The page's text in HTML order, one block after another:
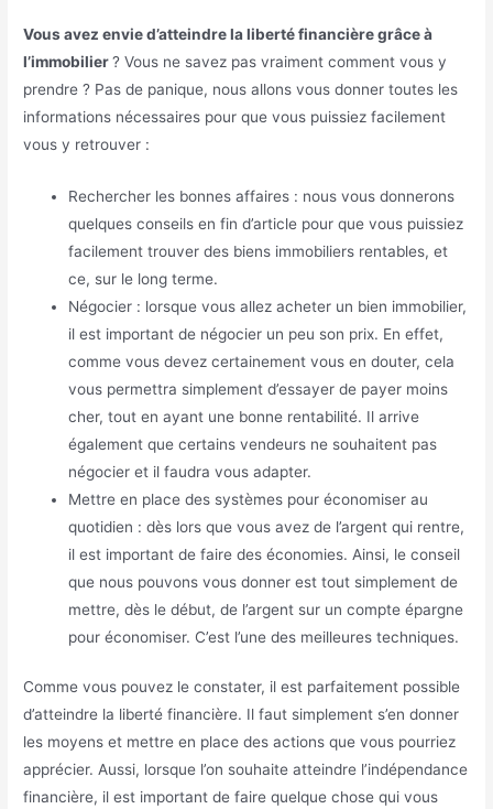
Vous avez envie d’atteindre la liberté financière grâce à
l’immobilier? Vous ne savez pas vraiment comment vous y
prendre ? Pas de panique, nous allons vous donner toutes les
informations nécessaires pour que vous puissiez facilement
vous y retrouver :
Rechercher les bonnes affaires : nous vous donnerons
quelques conseils en fin d’article pour que vous puissiez
facilement trouver des biens immobiliers rentables, et
ce, sur le long terme.
Négocier : lorsque vous allez acheter un bien immobilier,
il est important de négocier un peu son prix. En effet,
comme vous devez certainement vous en douter, cela
vous permettra simplement d’essayer de payer moins
cher, tout en ayant une bonne rentabilité. Il arrive
également que certains vendeurs ne souhaitent pas
négocier et il faudra vous adapter.
Mettre en place des systèmes pour économiser au
quotidien : dès lors que vous avez de l’argent qui rentre,
il est important de faire des économies. Ainsi, le conseil
que nous pouvons vous donner est tout simplement de
mettre, dès le début, de l’argent sur un compte épargne
pour économiser. C’est l’une des meilleures techniques.
Comme vous pouvez le constater, il est parfaitement possible
d’atteindre la liberté financière. Il faut simplement s’en donner
les moyens et mettre en place des actions que vous pourriez
apprécier. Aussi, lorsque l’on souhaite atteindre l’indépendance
financière, il est important de faire quelque chose qui vous